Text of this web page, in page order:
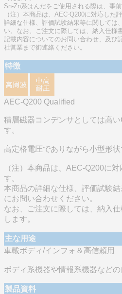
Sn-Zn系はんだをご使用される際は、事
（注）本商品は、AEC-Q200に対応した
詳細な仕様、評価試験結果等に関しては
い。なお、ご注文に際しては、納入仕様
記載内容についてのお問い合わせ、及び
社営業まで御連絡ください。
特徴
AEC-Q200 Qualified
積層磁器コンデンサとしては高
す。
高定格電圧でありながら小型形状
（注）本商品は、AEC-Q200に
す。
本商品の詳細な仕様、評価試験
にお問い合わせください。
なお、ご注文に際しては、納入
します。
主な用途
車載ボディ/インフォ＆高信頼用
ボディ系機器や情報系機器など
製品資料